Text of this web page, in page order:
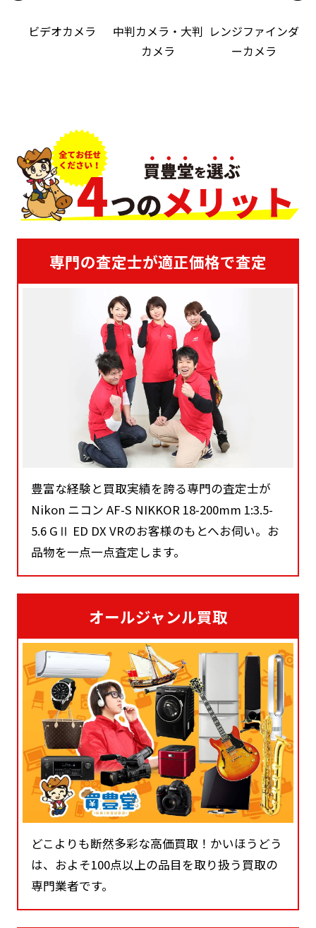
ビデオカメラ
中判カメラ・大判
カメラ
レンジファインダ
ーカメラ
専門の査定士が適正価格で査定
豊富な経験と買取実績を誇る専門の査定士が
Nikon ニコン AF-S NIKKOR 18-200mm 1:3.5-
5.6 GⅡ ED DX VRのお客様のもとへお伺い。お
品物を一点一点査定します。
オールジャンル買取
どこよりも断然多彩な高価買取！かいほうどう
は、およそ100点以上の品目を取り扱う買取の
専門業者です。